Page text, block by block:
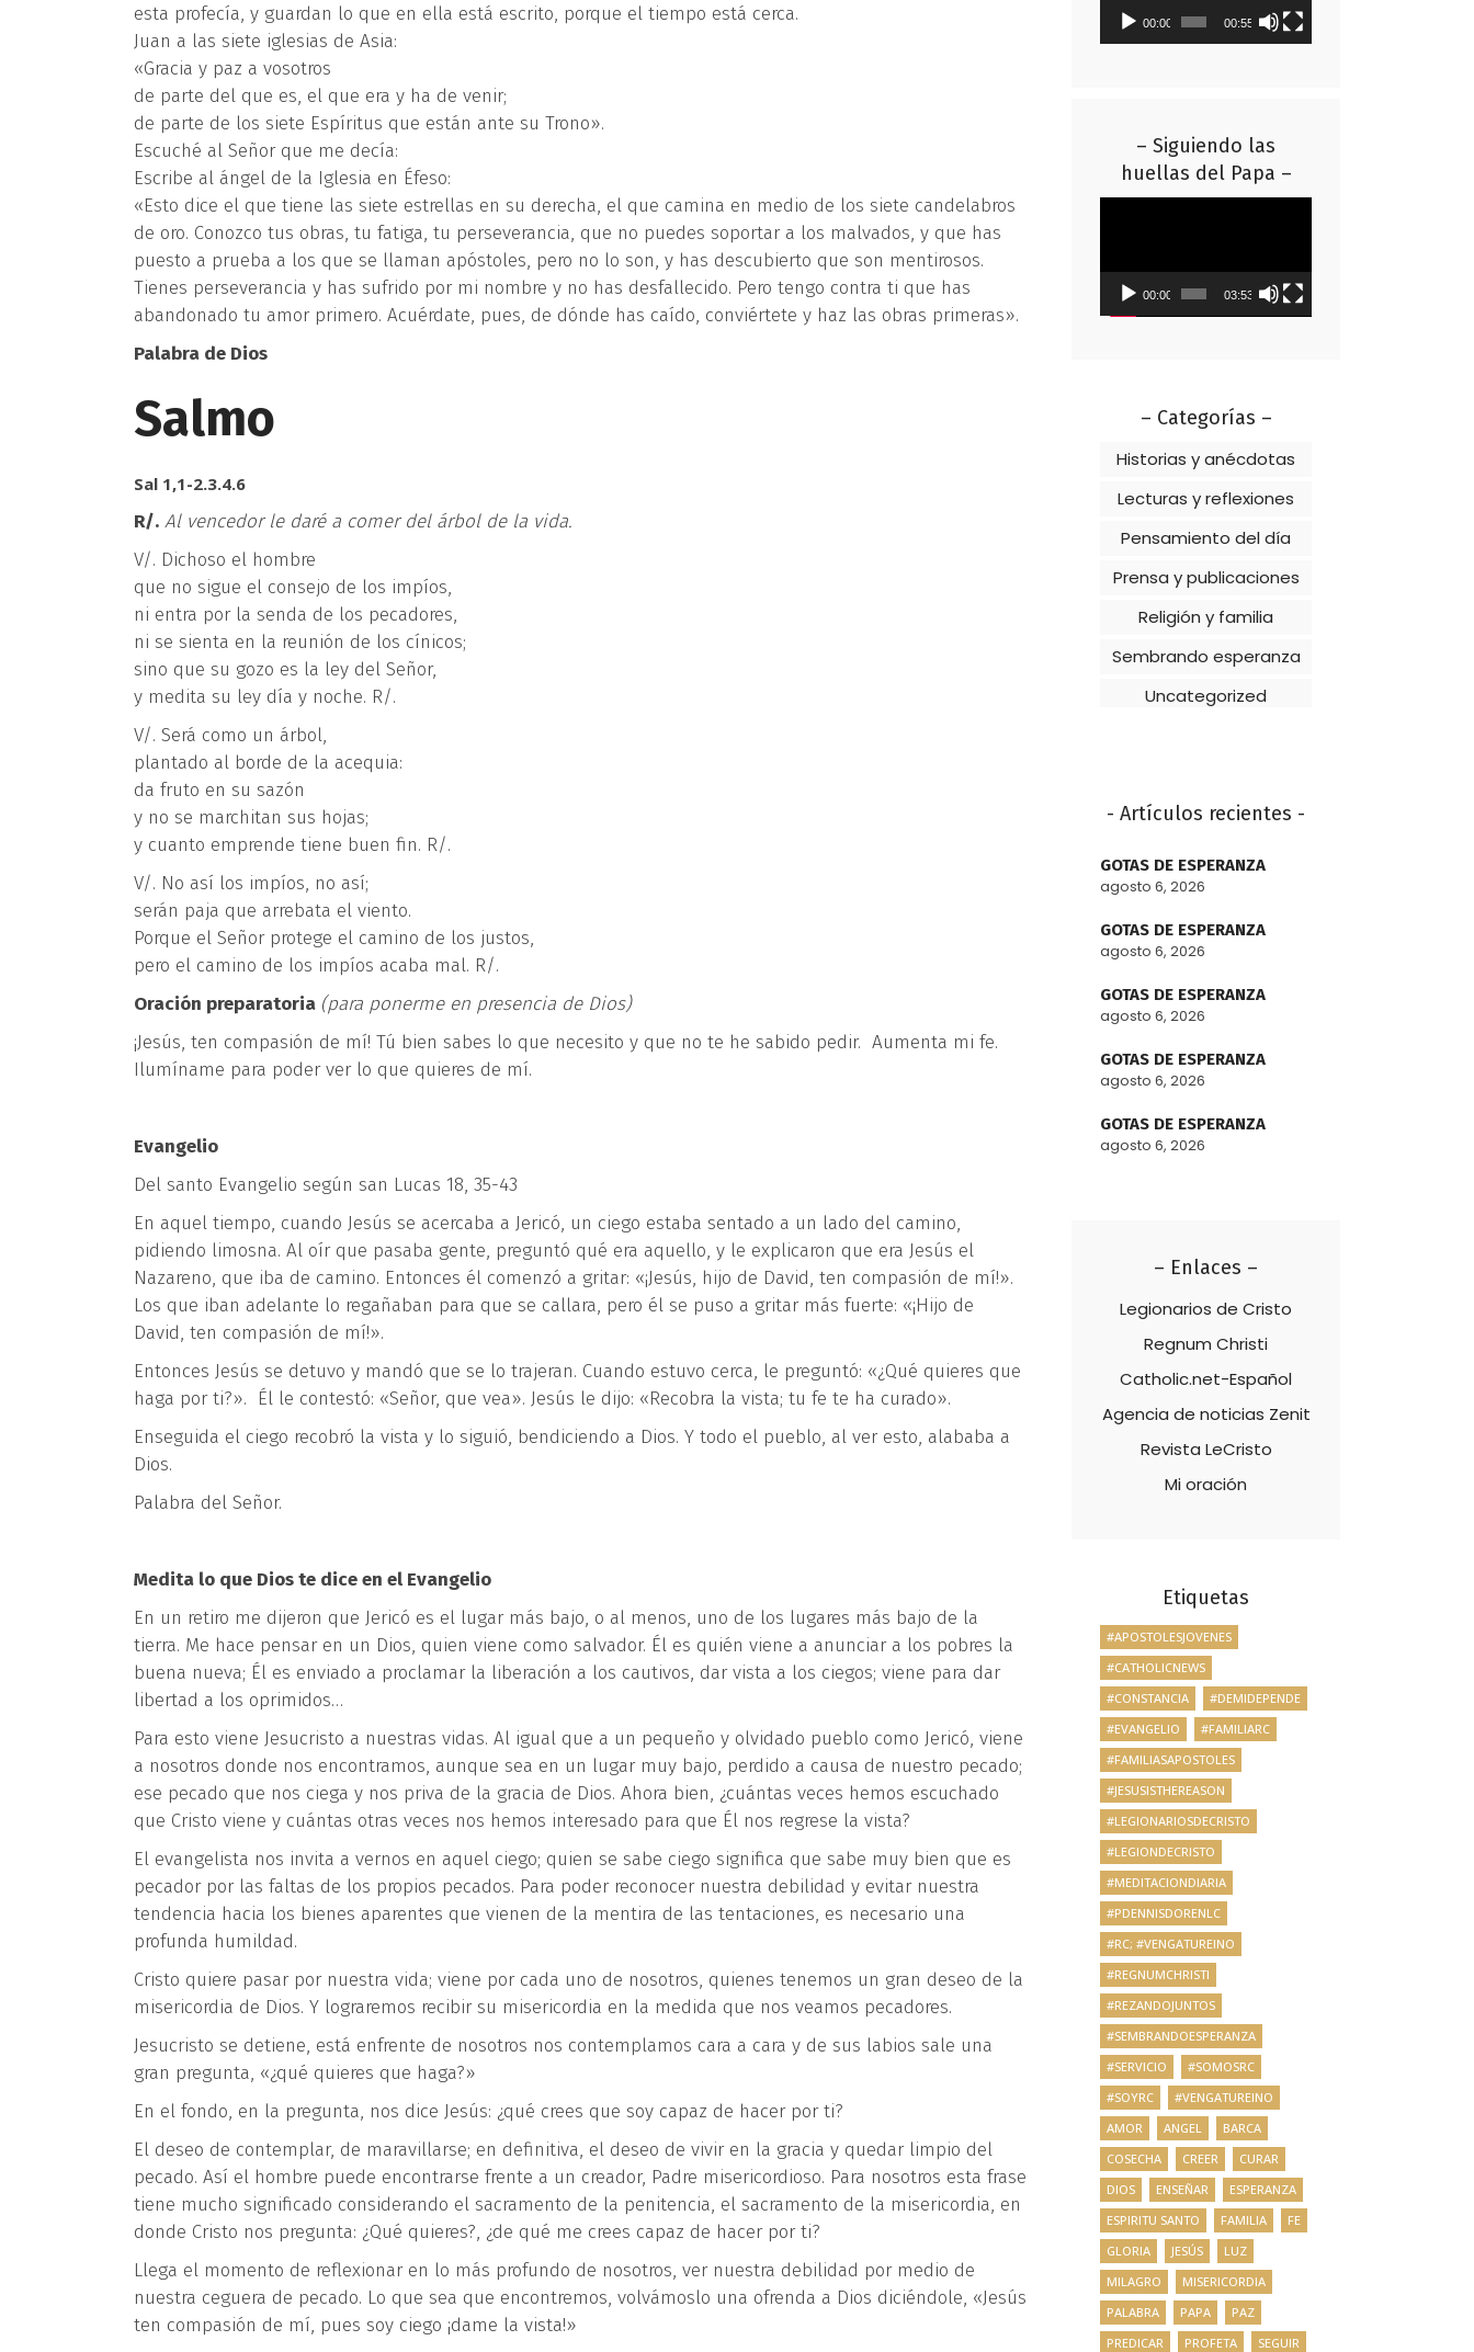
esta profecía, y guardan lo que en ella está escrito, porque el tiempo está cerca.
Juan a las siete iglesias de Asia:
«Gracia y paz a vosotros
de parte del que es, el que era y ha de venir;
de parte de los siete Espíritus que están ante su Trono».
Escuché al Señor que me decía:
Escribe al ángel de la Iglesia en Éfeso:
«Esto dice el que tiene las siete estrellas en su derecha, el que camina en medio de los siete candelabros
de oro. Conozco tus obras, tu fatiga, tu perseverancia, que no puedes soportar a los malvados, y que has
puesto a prueba a los que se llaman apóstoles, pero no lo son, y has descubierto que son mentirosos.
Tienes perseverancia y has sufrido por mi nombre y no has desfallecido. Pero tengo contra ti que has
abandonado tu amor primero. Acuérdate, pues, de dónde has caído, conviértete y haz las obras primeras».
Palabra de Dios
Salmo
Sal 1,1-2.3.4.6
R/. Al vencedor le daré a comer del árbol de la vida.
V/. Dichoso el hombre
que no sigue el consejo de los impíos,
ni entra por la senda de los pecadores,
ni se sienta en la reunión de los cínicos;
sino que su gozo es la ley del Señor,
y medita su ley día y noche. R/.
V/. Será como un árbol,
plantado al borde de la acequia:
da fruto en su sazón
y no se marchitan sus hojas;
y cuanto emprende tiene buen fin. R/.
V/. No así los impíos, no así;
serán paja que arrebata el viento.
Porque el Señor protege el camino de los justos,
pero el camino de los impíos acaba mal. R/.
Oración preparatoria (para ponerme en presencia de Dios)
¡Jesús, ten compasión de mí! Tú bien sabes lo que necesito y que no te he sabido pedir. Aumenta mi fe.
Ilumíname para poder ver lo que quieres de mí.
Evangelio
Del santo Evangelio según san Lucas 18, 35-43
En aquel tiempo, cuando Jesús se acercaba a Jericó, un ciego estaba sentado a un lado del camino,
pidiendo limosna. Al oír que pasaba gente, preguntó qué era aquello, y le explicaron que era Jesús el
Nazareno, que iba de camino. Entonces él comenzó a gritar: «¡Jesús, hijo de David, ten compasión de mí!».
Los que iban adelante lo regañaban para que se callara, pero él se puso a gritar más fuerte: «¡Hijo de
David, ten compasión de mí!».
Entonces Jesús se detuvo y mandó que se lo trajeran. Cuando estuvo cerca, le preguntó: «¿Qué quieres que
haga por ti?». Él le contestó: «Señor, que vea». Jesús le dijo: «Recobra la vista; tu fe te ha curado».
Enseguida el ciego recobró la vista y lo siguió, bendiciendo a Dios. Y todo el pueblo, al ver esto, alababa a
Dios.
Palabra del Señor.
Medita lo que Dios te dice en el Evangelio
En un retiro me dijeron que Jericó es el lugar más bajo, o al menos, uno de los lugares más bajo de la
tierra. Me hace pensar en un Dios, quien viene como salvador. Él es quién viene a anunciar a los pobres la
buena nueva; Él es enviado a proclamar la liberación a los cautivos, dar vista a los ciegos; viene para dar
libertad a los oprimidos…
Para esto viene Jesucristo a nuestras vidas. Al igual que a un pequeño y olvidado pueblo como Jericó, viene
a nosotros donde nos encontramos, aunque sea en un lugar muy bajo, perdido a causa de nuestro pecado;
ese pecado que nos ciega y nos priva de la gracia de Dios. Ahora bien, ¿cuántas veces hemos escuchado
que Cristo viene y cuántas otras veces nos hemos interesado para que Él nos regrese la vista?
El evangelista nos invita a vernos en aquel ciego; quien se sabe ciego significa que sabe muy bien que es
pecador por las faltas de los propios pecados. Para poder reconocer nuestra debilidad y evitar nuestra
tendencia hacia los bienes aparentes que vienen de la mentira de las tentaciones, es necesario una
profunda humildad.
Cristo quiere pasar por nuestra vida; viene por cada uno de nosotros, quienes tenemos un gran deseo de la
misericordia de Dios. Y lograremos recibir su misericordia en la medida que nos veamos pecadores.
Jesucristo se detiene, está enfrente de nosotros nos contemplamos cara a cara y de sus labios sale una
gran pregunta, «¿qué quieres que haga?»
En el fondo, en la pregunta, nos dice Jesús: ¿qué crees que soy capaz de hacer por ti?
El deseo de contemplar, de maravillarse; en definitiva, el deseo de vivir en la gracia y quedar limpio del
pecado. Así el hombre puede encontrarse frente a un creador, Padre misericordioso. Para nosotros esta frase
tiene mucho significado considerando el sacramento de la penitencia, el sacramento de la misericordia, en
donde Cristo nos pregunta: ¿Qué quieres?, ¿de qué me crees capaz de hacer por ti?
Llega el momento de reflexionar en lo más profundo de nosotros, ver nuestra debilidad por medio de
nuestra ceguera de pecado. Lo que sea que encontremos, volvámoslo una ofrenda a Dios diciéndole, «Jesús
ten compasión de mí, pues soy ciego ¡dame la vista!»
00:00 00:55
– Siguiendo las
huellas del Papa –
00:00 03:53
– Categorías –
Historias y anécdotas
Lecturas y reflexiones
Pensamiento del día
Prensa y publicaciones
Religión y familia
Sembrando esperanza
Uncategorized
- Artículos recientes -
GOTAS DE ESPERANZA
agosto 6, 2026
GOTAS DE ESPERANZA
agosto 6, 2026
GOTAS DE ESPERANZA
agosto 6, 2026
GOTAS DE ESPERANZA
agosto 6, 2026
GOTAS DE ESPERANZA
agosto 6, 2026
– Enlaces –
Legionarios de Cristo
Regnum Christi
Catholic.net-Español
Agencia de noticias Zenit
Revista LeCristo
Mi oración
Etiquetas
#APOSTOLESJOVENES
#CATHOLICNEWS
#CONSTANCIA
#DEMIDEPENDE
#EVANGELIO
#FAMILIARC
#FAMILIASAPOSTOLES
#JESUSISTHEREASON
#LEGIONARIOSDECRISTO
#LEGIONDECRISTO
#MEDITACIONDIARIA
#PDENNISDORENLC
#RC; #VENGATUREINO
#REGNUMCHRISTI
#REZANDOJUNTOS
#SEMBRANDOESPERANZA
#SERVICIO
#SOMOSRC
#SOYRC
#VENGATUREINO
AMOR
ANGEL
BARCA
COSECHA
CREER
CURAR
DIOS
ENSEÑAR
ESPERANZA
ESPIRITU SANTO
FAMILIA
FE
GLORIA
JESÚS
LUZ
MILAGRO
MISERICORDIA
PALABRA
PAPA
PAZ
PREDICAR
PROFETA SEGUIR